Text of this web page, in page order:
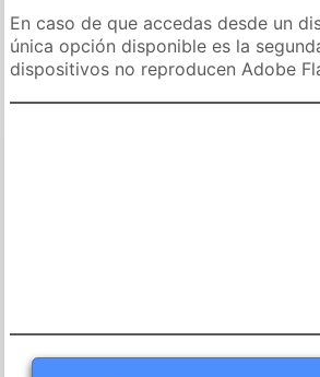
En caso de que accedas desde un
única opción disponible es la
dispositivos no reproducen Adobe